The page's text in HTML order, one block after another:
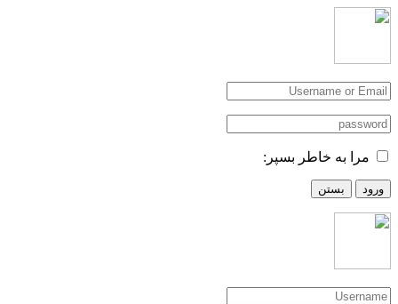
مرا به خاطر بسپر:
ورود بستن